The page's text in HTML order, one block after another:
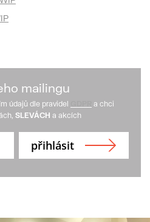
mailingu
údajů dle pravidel
a chci
SLEVÁCH a akcích